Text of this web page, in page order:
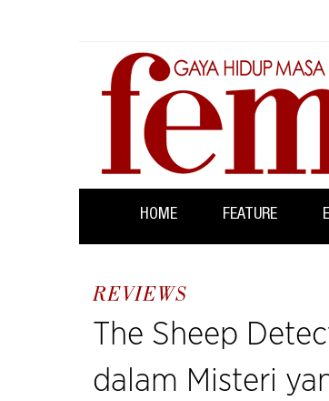
HOME FEATURE
REVIEWS
The Sheep
dalam Misteri